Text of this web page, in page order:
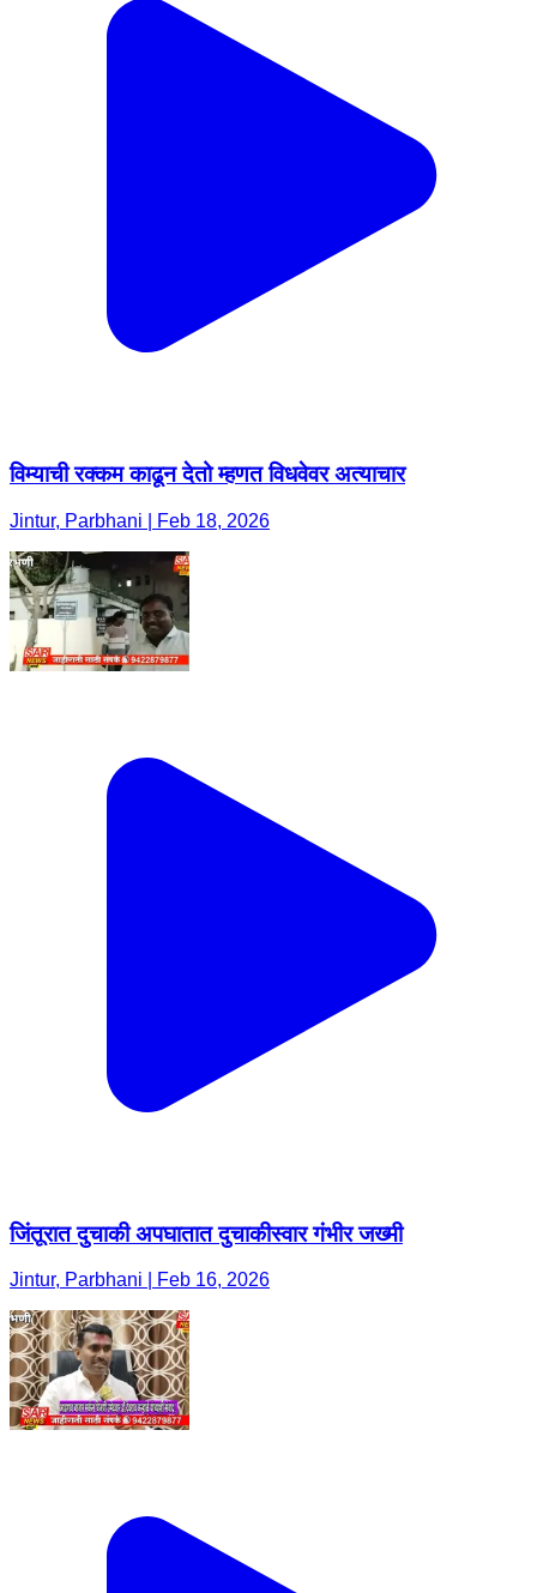
विम्याची रक्कम काढून देतो म्हणत विधवेवर अत्याचार
Jintur, Parbhani | Feb 18, 2026
जिंतूरात दुचाकी अपघातात दुचाकीस्वार गंभीर जख्मी
Jintur, Parbhani | Feb 16, 2026